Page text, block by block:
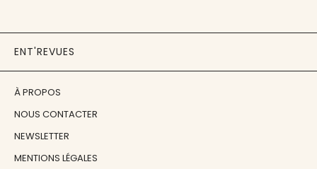
ENT'REVUES
À PROPOS
NOUS CONTACTER
NEWSLETTER
MENTIONS LÉGALES